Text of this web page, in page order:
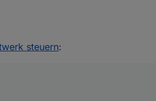
Leistung als Balken dargestellt werden.
steuern: